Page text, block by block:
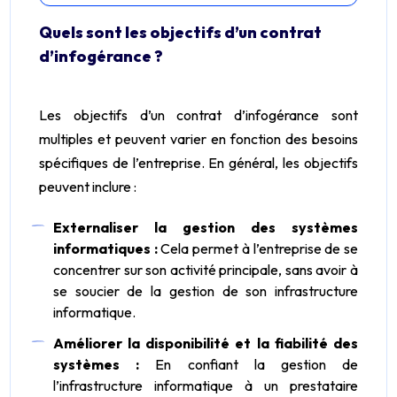
Quels sont les objectifs d’un contrat
d’infogérance ?
Les objectifs d’un contrat d’infogérance sont
multiples et peuvent varier en fonction des besoins
spécifiques de l’entreprise. En général, les objectifs
peuvent inclure :
Externaliser la gestion des systèmes
informatiques :Cela permet à l’entreprise de se
concentrer sur son activité principale, sans avoir à
se soucier de la gestion de son infrastructure
informatique.
Améliorer la disponibilité et la fiabilité des
systèmes : En confiant la gestion de
l’infrastructure informatique à un prestataire